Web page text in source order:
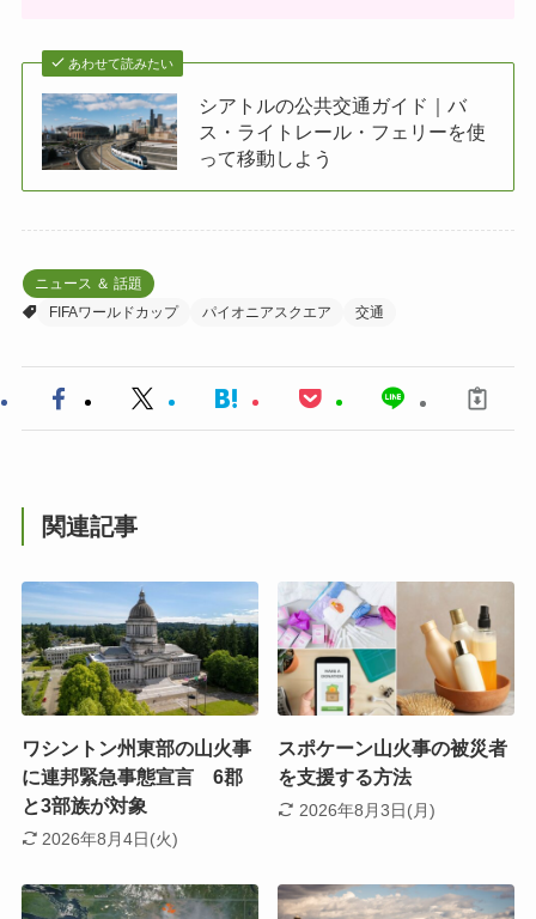
あわせて読みたい
シアトルの公共交通ガイド｜バ
ス・ライトレール・フェリーを使
って移動しよう
ニュース ＆ 話題
FIFAワールドカップ
パイオニアスクエア 交通
関連記事
ワシントン州東部の山火事
に連邦緊急事態宣言 6郡
と3部族が対象
2026年8月4日(火)
スポケーン山火事の被災者
を支援する方法
2026年8月3日(月)